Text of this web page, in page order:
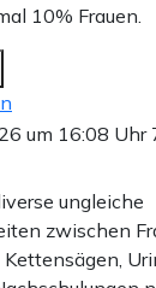
10% Frauen.
um 16:08 Uhr
ungleiche
zwischen